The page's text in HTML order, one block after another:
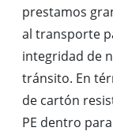
prestamos
al transporte
integridad de
tránsito. En
de cartón
PE dentro